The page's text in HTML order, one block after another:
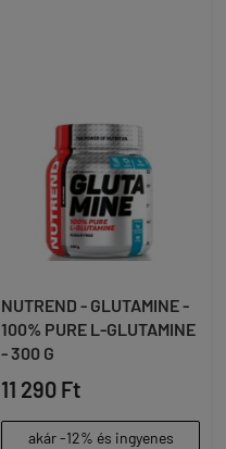
NUTREND - GLUTAMINE -
100% PURE L-GLUTAMINE
- 300 G
11 290 Ft
akár -12% és ingyenes